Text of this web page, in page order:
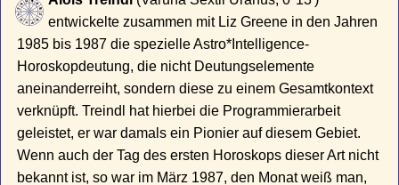
entwickelte zusammen mit Liz Greene in den Jahren
1985 bis 1987 die spezielle Astro*Intelligence-
Horoskopdeutung, die nicht Deutungselemente
aneinanderreiht, sondern diese zu einem Gesamtkontext
verknüpft. Treindl hat hierbei die Programmierarbeit
geleistet, er war damals ein Pionier auf diesem Gebiet.
Wenn auch der Tag des ersten Horoskops dieser Art nicht
bekannt ist, so war im März 1987, den Monat weiß man,